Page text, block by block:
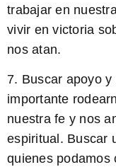
trabajar en
vivir en victoria
nos atan.
7. Buscar apoyo
importante
nuestra fe y nos
espiritual. Buscar
quienes podamos